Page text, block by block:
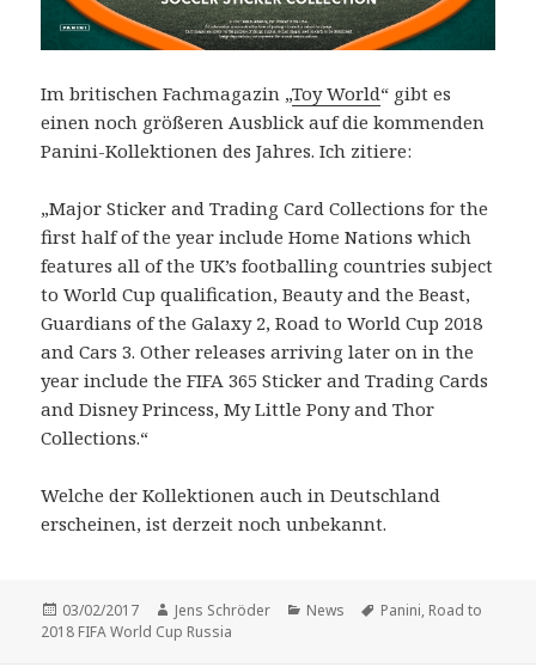
Im britischen Fachmagazin „Toy World“ gibt es
einen noch größeren Ausblick auf die kommenden
Panini-Kollektionen des Jahres. Ich zitiere:
„Major Sticker and Trading Card Collections for the
first half of the year include Home Nations which
features all of the UK’s footballing countries subject
to World Cup qualification, Beauty and the Beast,
Guardians of the Galaxy 2, Road to World Cup 2018
and Cars 3. Other releases arriving later on in the
year include the FIFA 365 Sticker and Trading Cards
and Disney Princess, My Little Pony and Thor
Collections.“
Welche der Kollektionen auch in Deutschland
erscheinen, ist derzeit noch unbekannt.
Veröffentlicht
am
03/02/2017 Autor
Jens Schröder Kategorien
News Schlagwörter
Panini, Road to
2018 FIFA World Cup Russia